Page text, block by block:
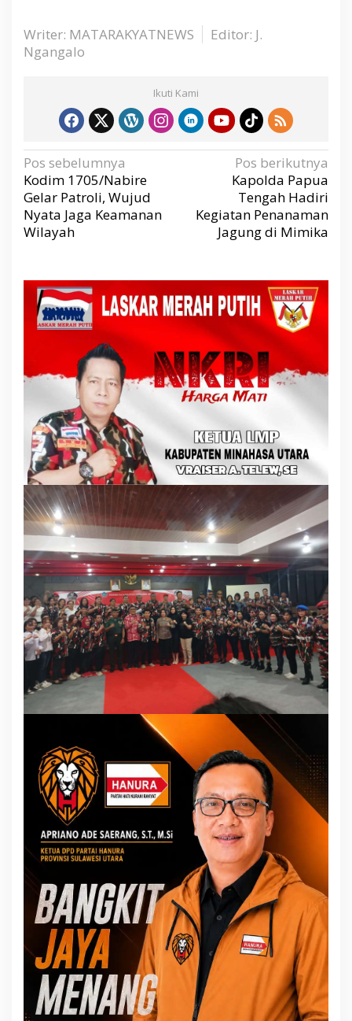
Writer: MATARAKYATNEWS
Editor: J.
Ngangalo
Ikuti Kami
N
a
v
i
g
a
s
i
p
o
Pos sebelumnya
Kodim 1705/Nabire
Gelar Patroli, Wujud
Nyata Jaga Keamanan
Wilayah
Pos berikutnya
Kapolda Papua
Tengah Hadiri
Kegiatan Penanaman
Jagung di Mimika